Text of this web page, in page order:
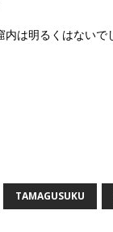
は明るくはない
TAMAGUSUKU